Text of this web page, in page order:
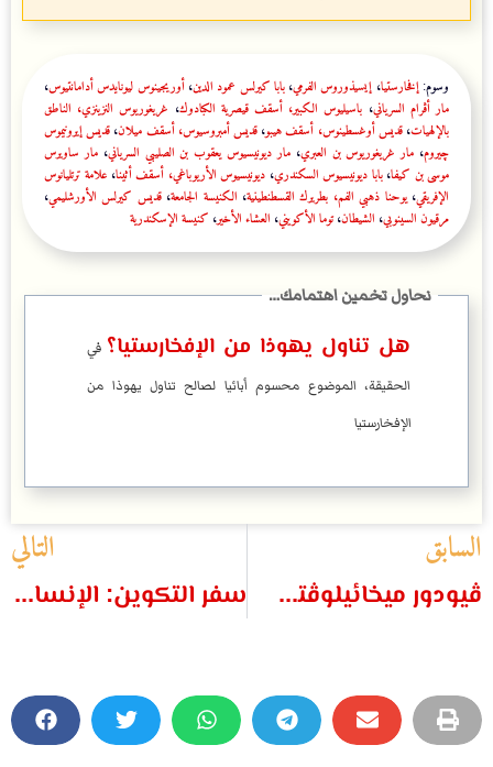
وسوم:إفخارستيا، إيسيذوروس الفرمي،بابا كيرلس عمود الدين،أوريجينوس ليونايدس أدامانتيوس،
مار أڤرام السرياني، باسيليوس الكبير، أسقف قيصرية الكبادوك، غريغوريوس النزينزي، الناطق
بالإلهيات،قديس أوغسطينوس، أسقف هيبو، قديس أمبروسيوس، أسقف ميلان، قديس إيرونيموس
چيروم، مار غريغوريوس بن العبري،مار ديونيسيوس يعقوب بن الصليبي السرياني،مار ساويرس
موسى بن كيفا،بابا ديونيسيوس السكندري، ديونيسيوس الأريوباغي، أسقف أثينا، علامة ترتليانوس
الإفريقي،يوحنا ذهبي الفم، بطريرك القسطنطينية، الكنيسة الجامعة،قديس كيرلس الأورشليمي،
مرقيون السينوبي، الشيطان،توما الأكويني، العشاء الأخير، كنيسة الإسكندرية
هل تناول يهوذا من الإفخارستيا؟ في
الحقيقة، الموضوع محسوم أبائيا لصالح تناول يهوذا من
الإفخارستيا
السابق
ڤيودور ميخائيلوڤتش دوستويڤسكي
التالي
سفر التكوين: الإنسان صورة الله